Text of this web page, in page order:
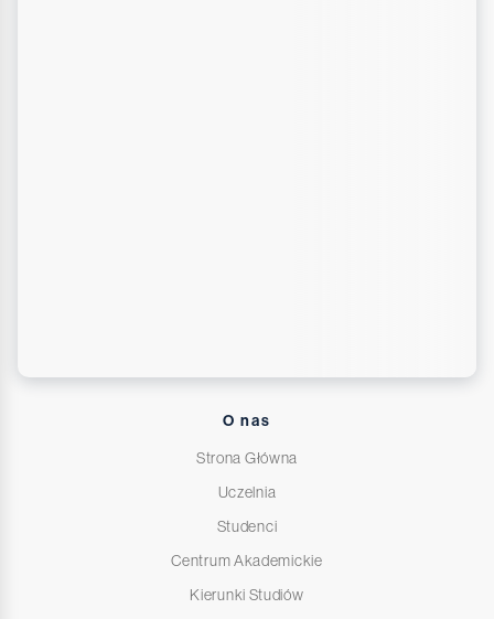
O nas
Strona Główna
Uczelnia
Studenci
Centrum Akademickie
Kierunki Studiów